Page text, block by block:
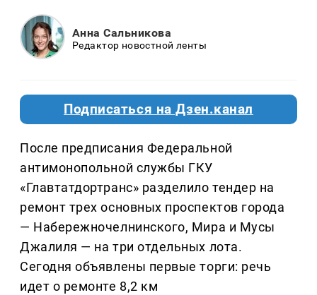
Анна Сальникова
Редактор новостной ленты
Подписаться на Дзен.канал
После предписания Федеральной
антимонопольной службы ГКУ
«Главтатдортранс» разделило тендер на
ремонт трех основных проспектов города
— Набережночелнинского, Мира и Мусы
Джалиля — на три отдельных лота.
Сегодня объявлены первые торги: речь
идет о ремонте 8,2 км